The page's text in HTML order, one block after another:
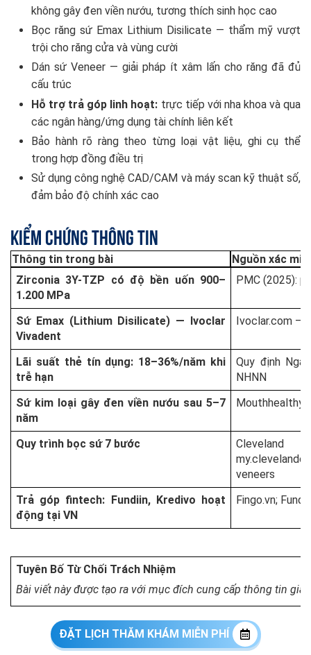
không gây đen viền nướu, tương thích sinh học cao
Bọc răng sứ Emax Lithium Disilicate — thẩm mỹ vượt
trội cho răng cửa và vùng cười
Dán sứ Veneer — giải pháp ít xâm lấn cho răng đã đủ
cấu trúc
Hỗ trợ trả góp linh hoạt: trực tiếp với nha khoa và qua
các ngân hàng/ứng dụng tài chính liên kết
Bảo hành rõ ràng theo từng loại vật liệu, ghi cụ thể
trong hợp đồng điều trị
Sử dụng công nghệ CAD/CAM và máy scan kỹ thuật số,
đảm bảo độ chính xác cao
Kiểm Chứng Thông Tin
Thông tin trong bài
Nguồn xác
Zirconia 3Y-TZP có độ bền uốn 900–
1.200 MPa
PMC (2025):
Sứ Emax (Lithium Disilicate) — Ivoclar
Vivadent
Ivoclar.com —
Lãi suất thẻ tín dụng: 18–36%/năm khi
trễ hạn
Quy định
NHNN
Sứ kim loại gây đen viền nướu sau 5–7
năm
Quy trình bọc sứ 7 bước
veneers
Trả góp fintech: Fundiin, Kredivo hoạt
động tại VN
Fingo.vn;
Tuyên Bố Từ Chối Trách Nhiệm
Bài viết này được tạo ra với mục đích cung cấp thông tin
ĐẶT LỊCH THĂM KHÁM MIỄN PHÍ